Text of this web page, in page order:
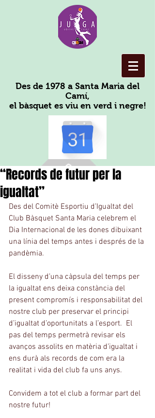
Des de 1978 a Santa Maria del
Camí,
el bàsquet es viu en verd i negre!
“Records de futur per la
igualtat”
Des del Comitè Esportiu d’Igualtat del
Club Bàsquet Santa Maria celebrem el
Dia Internacional de les dones dibuixant
una línia del temps antes i després de la
pandèmia.
El disseny d’una càpsula del temps per
la igualtat ens deixa constància del
present compromís i responsabilitat del
nostre club per preservar el principi
d’igualtat d’oportunitats a l’esport.  El
pas del temps permetrà revisar els
avanços assolits en matèria d’igualtat i
ens durà als records de com era la
realitat i vida del club fa uns anys.
Convidem a tot el club a formar part del
nostre futur!